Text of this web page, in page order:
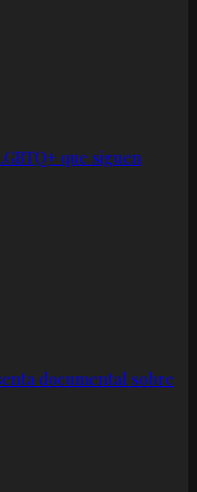
que siguen
documental sobre